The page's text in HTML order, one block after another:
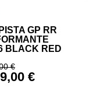
€.
izberete na
GP RR
BLACK RED
€
cena je bila:
€
ima več različic.